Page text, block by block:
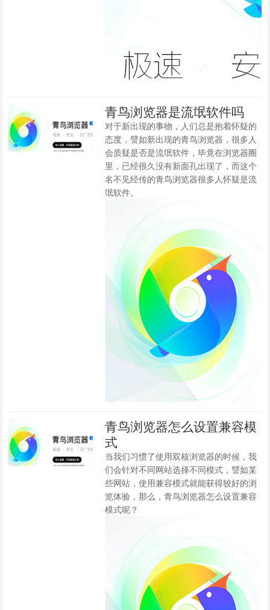
青鸟浏览器是流氓软件吗
对于新出现的事物，人们总是抱着怀疑的
态度，譬如新出现的青鸟浏览器，很多人
会质疑是否是流氓软件，毕竟在浏览器圈
里，已经很久没有新面孔出现了，而这个
名不见经传的青鸟浏览器很多人怀疑是流
氓软件。
青鸟浏览器怎么设置兼容模
式
当我们习惯了使用双核浏览器的时候，我
们会针对不同网站选择不同模式，譬如某
些网站，使用兼容模式就能获得较好的浏
览体验，那么，青鸟浏览器怎么设置兼容
模式呢？